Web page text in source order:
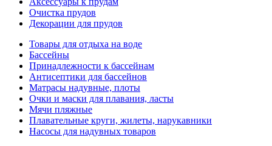
Очистка прудов
Декорации для прудов
Товары для отдыха на воде
Бассейны
Принадлежности к бассейнам
Антисептики для бассейнов
Матраcы надувные, плоты
Очки и маски для плавания, ласты
Мячи пляжные
Плавательные круги, жилеты, нарукавники
Насосы для надувных товаров